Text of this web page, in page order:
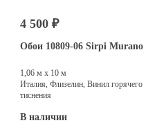
4 500 ₽
Обои 10809-06 Sirpi Murano
1,06 м х 10 м
Италия, Флизелин, Винил горячего
тиснения
В наличии